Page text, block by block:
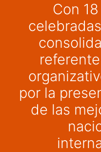
Con
por la
de las